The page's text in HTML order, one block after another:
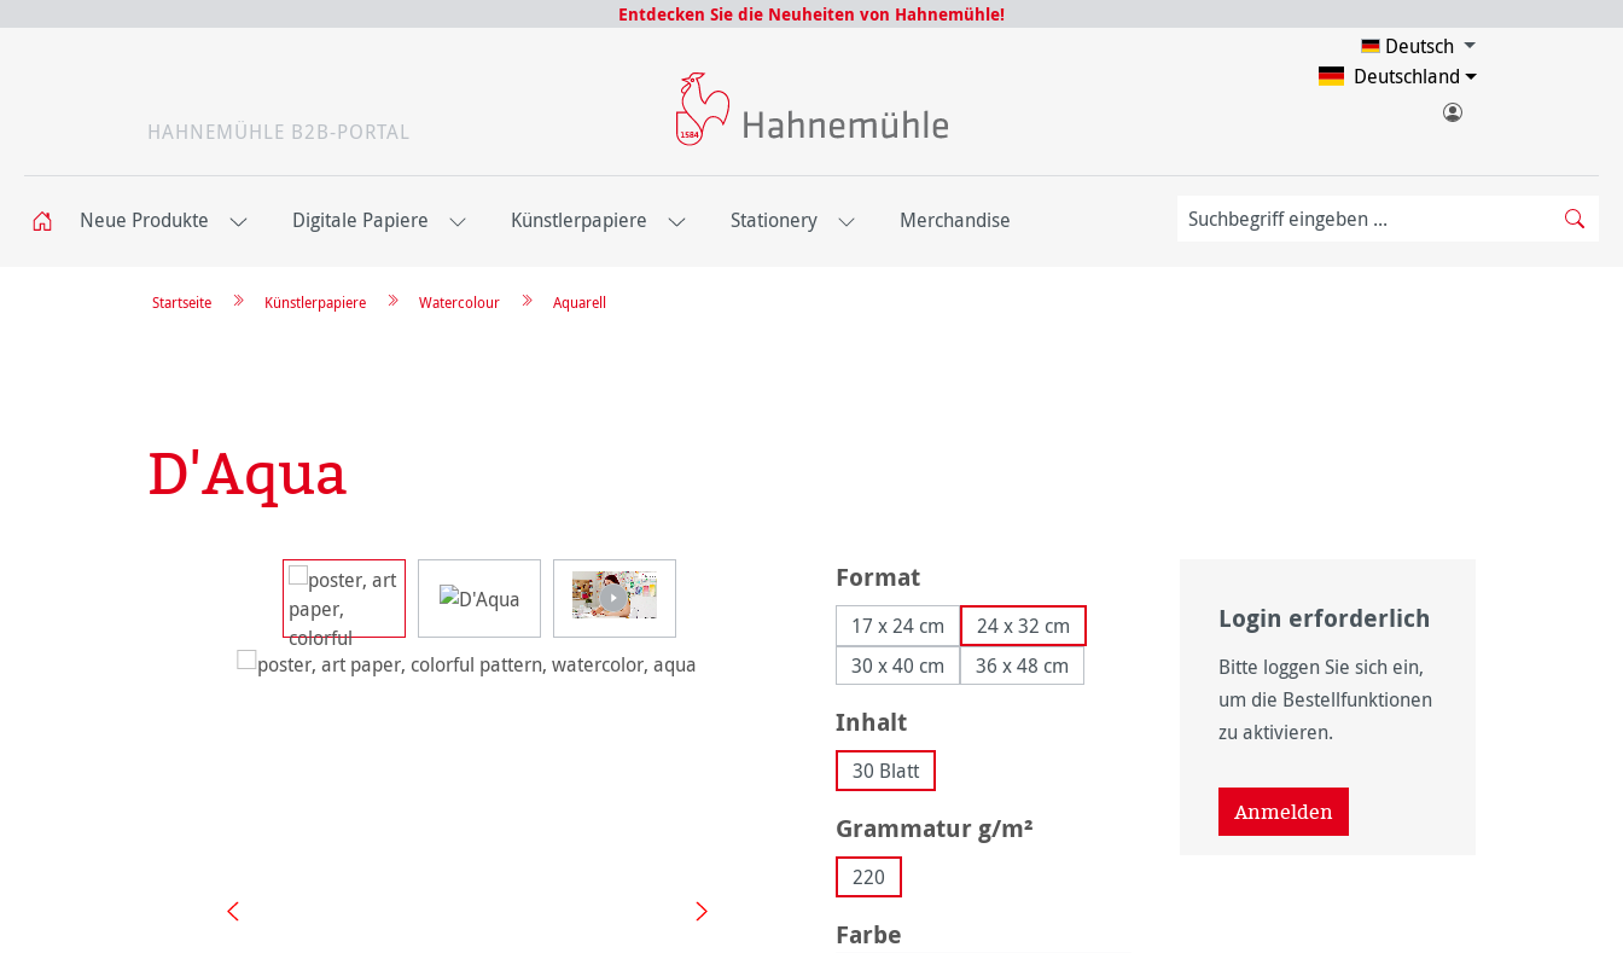
Entdecken Sie die Neuheiten von Hahnemühle!
HAHNEMÜHLE B2B-PORTAL
Deutsch
Deutschland
Neue Produkte Digitale Papiere Künstlerpapiere Stationery Merchandise
Aquarell
Watercolour
Künstlerpapiere
Startseite
D'Aqua
Bildergalerie überspringen Formatauswählen
17 x 24 cm
24 x 32 cm
30 x 40 cm
36 x 48 cm
Inhaltauswählen
30 Blatt
Grammatur g/m²
220
Farbe
Login erforderlich
Bitte loggen Sie sich ein,
um die Bestellfunktionen
zu aktivieren.
Anmelden